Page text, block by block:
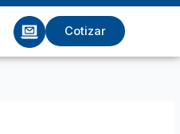
Cotizar